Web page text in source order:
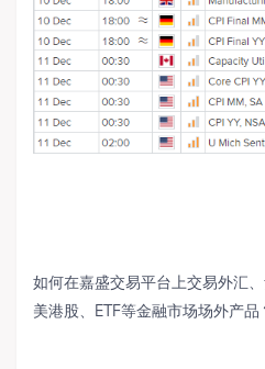
如何在嘉盛交易平台上交易外汇
美港股、 ETF等金融市场场外产品